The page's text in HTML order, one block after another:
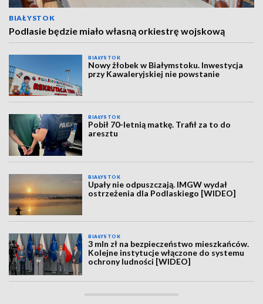
BIAŁYSTOK
Podlasie będzie miało własną orkiestrę wojskową
BIAŁYSTOK
Nowy żłobek w Białymstoku. Inwestycja
przy Kawaleryjskiej nie powstanie
BIAŁYSTOK
Pobił 70-letnią matkę. Trafił za to do
aresztu
BIAŁYSTOK
Upały nie odpuszczają. IMGW wydał
ostrzeżenia dla Podlaskiego [WIDEO]
BIAŁYSTOK
3 mln zł na bezpieczeństwo mieszkańców.
Kolejne instytucje włączone do systemu
ochrony ludności [WIDEO]